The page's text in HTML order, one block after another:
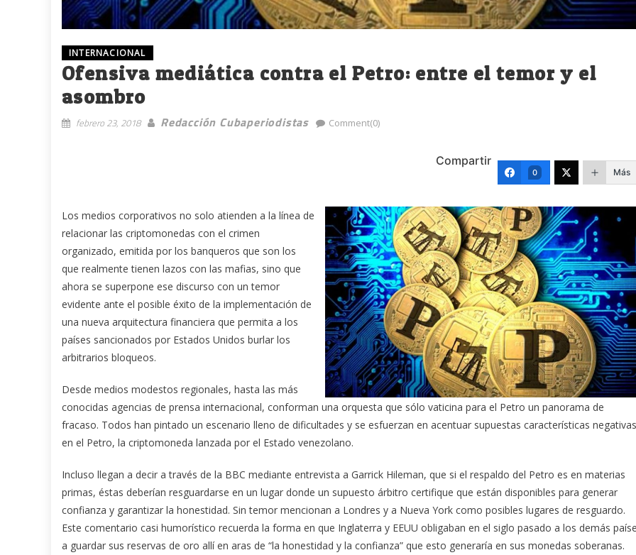
INTERNACIONAL
Ofensiva mediática contra el Petro: entre el temor y el
asombro
febrero 23, 2018 Redacción Cubaperiodistas Comment(0)
Compartir
0 Más
Los medios corporativos no solo atienden a la línea de
relacionar las criptomonedas con el crimen
organizado, emitida por los banqueros que son los
que realmente tienen lazos con las mafias, sino que
ahora se superpone ese discurso con un temor
evidente ante el posible éxito de la implementación de
una nueva arquitectura financiera que permita a los
países sancionados por Estados Unidos burlar los
arbitrarios bloqueos.
Desde medios modestos regionales, hasta las más
conocidas agencias de prensa internacional, conforman una orquesta que sólo vaticina para el Petro un panorama de
fracaso. Todos han pintado un escenario lleno de dificultades y se esfuerzan en acentuar supuestas características negativas
en el Petro, la criptomoneda lanzada por el Estado venezolano.
Incluso llegan a decir a través de la BBC mediante entrevista a Garrick Hileman, que si el respaldo del Petro es en materias
primas, éstas deberían resguardarse en un lugar donde un supuesto árbitro certifique que están disponibles para generar
confianza y garantizar la honestidad. Sin temor mencionan a Londres y a Nueva York como posibles lugares de resguardo.
Este comentario casi humorístico recuerda la forma en que Inglaterra y EEUU obligaban en el siglo pasado a los demás
a guardar sus reservas de oro allí en aras de “la honestidad y la confianza” que esto generaría en sus monedas soberanas.